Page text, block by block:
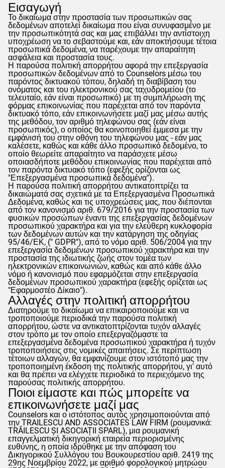
Εισαγωγή
Το δικαίωμα στην προστασία των προσωπικών σας
δεδομένων αποτελεί δικαίωμα που είναι συνυφασμένο με
την προσωπικότητά σας και μας επιβάλλει την αντίστοιχη
υποχρέωση να το σεβαστούμε και, εάν αποκτήσουμε τέτοια
προσωπικά δεδομένα, να παρέχουμε την απαραίτητη
ασφάλεια και προστασία τους.
Η παρούσα πολιτική απορρήτου αφορά την επεξεργασία
προσωπικών δεδομένων από το Counselors μέσω του
παρόντος δικτυακού τόπου, δηλαδή τη διαβίβαση του
ονόματος και του ηλεκτρονικού σας ταχυδρομείου (το
τελευταίο, εάν είναι προσωπικό) με τη συμπλήρωση της
φόρμας επικοινωνίας που παρέχεται από τον παρόντα
δικτυακό τόπο, εάν επικοινωνήσετε μαζί μας μέσω αυτής
της μεθόδου, τον αριθμό τηλεφώνου σας (εάν είναι
προσωπικός), ο οποίος θα κοινοποιηθεί έμμεσα με την
εμφάνισή του στην οθόνη του τηλεφώνου μας - εάν μας
καλέσετε, καθώς και κάθε άλλο προσωπικό δεδομένο, το
οποίο θεωρείτε απαραίτητο να παράσχετε μέσω
οποιασδήποτε μεθόδου επικοινωνίας που παρέχεται από
τον παρόντα δικτυακό τόπο (εφεξής ορίζονται ως
"Επεξεργασμένα προσωπικά δεδομένα").
Η παρούσα πολιτική απορρήτου αντικατοπτρίζει τα
δικαιώματά σας σχετικά με τα Επεξεργασμένα Προσωπικά
Δεδομένα, καθώς και τις υποχρεώσεις μας, που διέπονται
από τον κανονισμό αριθ. 679/2016 για την προστασία των
φυσικών προσώπων έναντι της επεξεργασίας δεδομένων
προσωπικού χαρακτήρα και για την ελεύθερη κυκλοφορία
των δεδομένων αυτών και την κατάργηση της οδηγίας
95/46/ΕΚ, (" GDPR"), από το νόμο αριθ. 506/2004 για την
επεξεργασία δεδομένων προσωπικού χαρακτήρα και την
προστασία της ιδιωτικής ζωής στον τομέα των
ηλεκτρονικών επικοινωνιών, καθώς και από κάθε άλλο
νόμο ή κανονισμό που εφαρμόζεται στην επεξεργασία
δεδομένων προσωπικού χαρακτήρα (εφεξής ορίζεται ως
"Εφαρμοστέο Δίκαιο").
Αλλαγές στην πολιτική απορρήτου
Διατηρούμε το δικαίωμα να επικαιροποιούμε και να
τροποποιούμε περιοδικά την παρούσα πολιτική
απορρήτου, ώστε να αντικατοπτρίζονται τυχόν αλλαγές
στον τρόπο με τον οποίο επεξεργαζόμαστε τα
επεξεργασμένα δεδομένα προσωπικού χαρακτήρα ή τυχόν
τροποποιήσεις στις νομικές απαιτήσεις. Σε περίπτωση
τέτοιων αλλαγών, θα εμφανίζουμε στον ιστότοπό μας την
τροποποιημένη έκδοση της πολιτικής απορρήτου, γι' αυτό
και θα πρέπει να ελέγχετε περιοδικά το περιεχόμενο της
παρούσας πολιτικής απορρήτου.
Ποιοι είμαστε και πώς μπορείτε να
επικοινωνήσετε μαζί μας
Counselors και ο ιστότοπος αυτός χρησιμοποιούνται από
την TRAILESCU AND ASSOCIATES LAW FIRM (ρουμανικά:
TRĂILESCU ȘI ASOCIAȚII SPARL), μια ρουμανική
επαγγελματική δικηγορική εταιρεία περιορισμένης
ευθύνης, η οποία ιδρύθηκε με την απόφαση του
Δικηγορικού Συλλόγου του Βουκουρεστίου αριθ. 2419 της
29ης Νοεμβρίου 2022, με αριθμό φορολογικού μητρώου